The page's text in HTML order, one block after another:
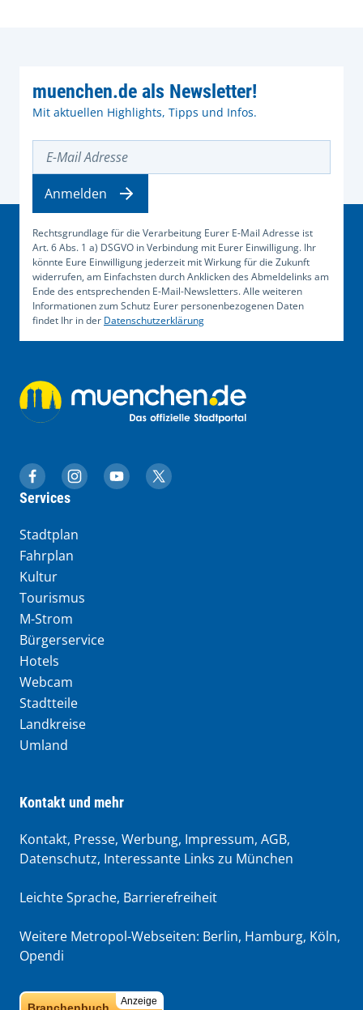
muenchen.de als Newsletter!
Mit aktuellen Highlights, Tipps und Infos.
Rechtsgrundlage für die Verarbeitung Eurer E-Mail Adresse ist
Art. 6 Abs. 1 a) DSGVO in Verbindung mit Eurer Einwilligung. Ihr
könnte Eure Einwilligung jederzeit mit Wirkung für die Zukunft
widerrufen, am Einfachsten durch Anklicken des Abmeldelinks am
Ende des entsprechenden E-Mail-Newsletters. Alle weiteren
Informationen zum Schutz Eurer personenbezogenen Daten
findet Ihr in der Datenschutzerklärung
Anmelden
muenchen.de auf Facebook
muenchen.de auf Instagram
muenchen.de auf YouTube
muenchen.de auf X
Services
Stadtplan
Fahrplan
Kultur
Tourismus
M-Strom
Bürgerservice
Hotels
Webcam
Stadtteile
Landkreise
Umland
Kontakt und mehr
Kontakt, Presse, Werbung, Impressum, AGB,
Datenschutz, Interessante Links zu München
Leichte Sprache, Barrierefreiheit
Weitere Metropol-Webseiten: Berlin, Hamburg, Köln,
Opendi
Anzeige
Branchenbuch